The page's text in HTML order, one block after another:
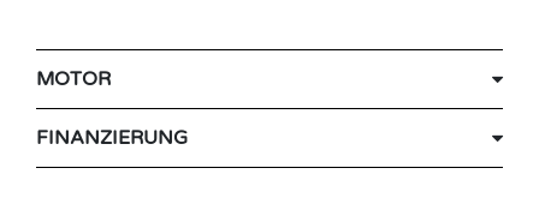
MOTOR
FINANZIERUNG